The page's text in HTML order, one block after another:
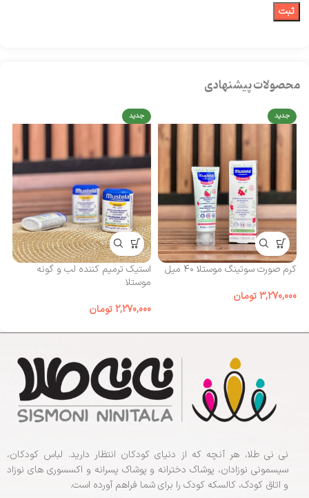
محصولات پیشنهادی
جدید
کرم صورت سوتینگ موستلا ۴۰ میل
3,270,000تومان
جدید
استیک ترمیم کننده لب و گونه
موستلا
2,270,000 تومان
نی نی طلا، هر آنچه که از دنیای کودکان انتظار دارید. لباس کودکان،
سیسمونی نوزادان، پوشاک دخترانه و پوشاک پسرانه و اکسسوری های نوزاد
و اتاق کودک، کالسکه کودک را برای شما فراهم آورده است.